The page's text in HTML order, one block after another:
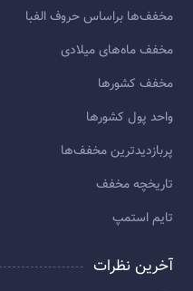
مخفف‌ها براساس حروف الفبا
مخفف ماه‌های میلادی
مخفف کشورها
واحد پول کشورها
پربازديدترين مخفف‌ها
تاريخچه مخفف
تایم استمپ
آخرین نظرات